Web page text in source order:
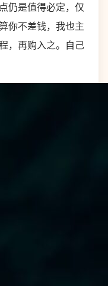
仍是值得必定，仅
你不差钱，我也主
，再购入之。自己